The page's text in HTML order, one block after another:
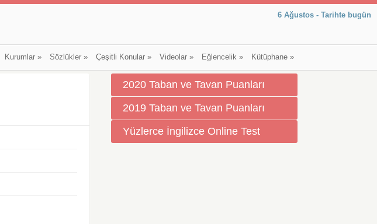
6 Ağustos - Tarihte bugün
Kurumlar» Sözlükler» Çeşitli Konular» Videolar» Eğlencelik» Kütüphane»
2020 Taban ve Tavan Puanları
2019 Taban ve Tavan Puanları
Yüzlerce İngilizce Online Test